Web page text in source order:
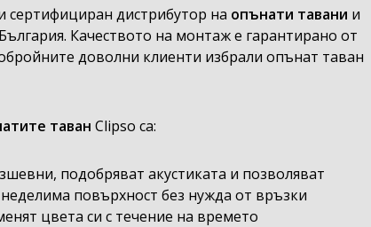
сертифициран дистрибутор на опънати тавани и
Качеството на монтаж е гарантирано от
доволни клиенти избрали опънат таван
таван Clipso са:
подобряват акустиката и позволяват
повърхност без нужда от връзки
цвета си с течение на времето